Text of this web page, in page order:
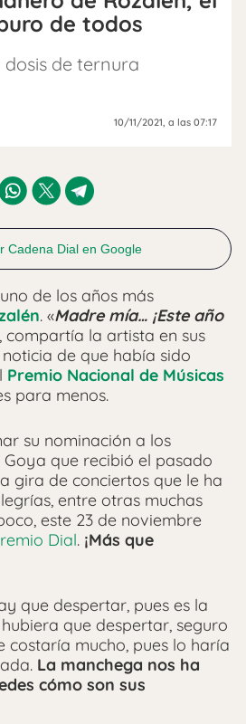
de todos
dosis de ternura
10/11/2021 , a las 07:17
Cadena Dial en Google
de los años más
. «Madre mía… ¡Este año
compartía la artista en sus
de que había sido
Premio Nacional de Músicas
para menos.
su nominación a los
Goya que recibió el pasado
gira de conciertos que le ha
entre otras muchas
este 23 de noviembre
Dial. ¡Más que
que despertar, pues es la
que despertar, seguro
costaría mucho, pues lo haría
La manchega nos ha
cómo son sus